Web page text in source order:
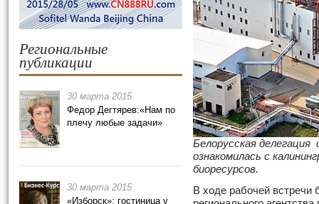
Региональные
публикации
30 марта 2015
Федор Дегтярев:«Нам по
плечу любые задачи»
30 марта 2015
«Изборск»: гостиница у
Белорусская
ознакомилась с
биоресурсов.
В ходе рабочей встречи